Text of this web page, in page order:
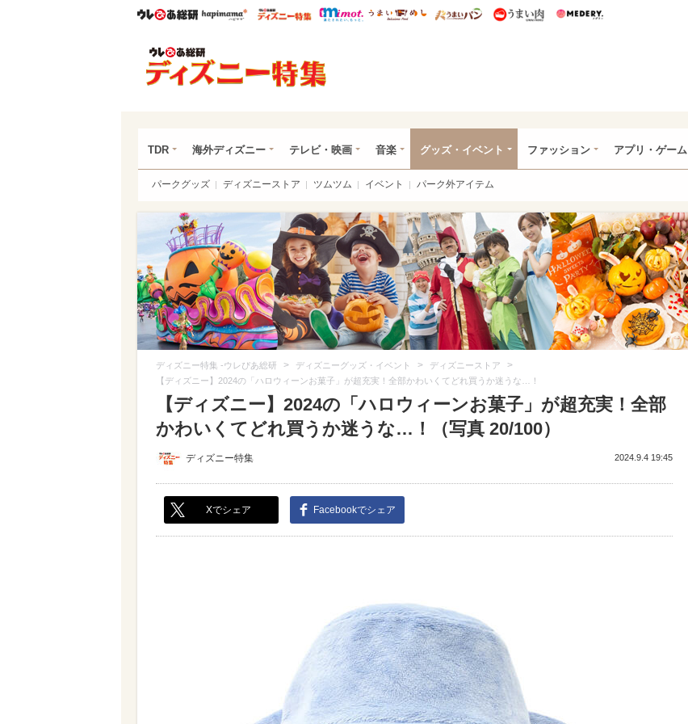
ウレぴあ総研ハピママ* ウレぴあ総研 ディズニー特集
mimot. うまいめし うまいパン うまい肉
TDR 海外ディズニー テレビ・映画 音楽 グッズ・イベント ファッション アプリ・ゲーム
パークグッズ ディズニーストア ツムツム イベント パーク外アイテム
ディズニー特集 -ウレぴあ総研 > ディズニーグッズ・イベント > ディズニーストア >
【ディズニー】2024の「ハロウィーンお菓子」が超充実！全部かわいくてどれ買うか迷うな…！
【ディズニー】2024の「ハロウィーンお菓子」が超充実！全部
かわいくてどれ買うか迷うな…！（写真 20/100）
ディズニー特集 2024.9.4 19:45
Xでシェア Facebookでシェア